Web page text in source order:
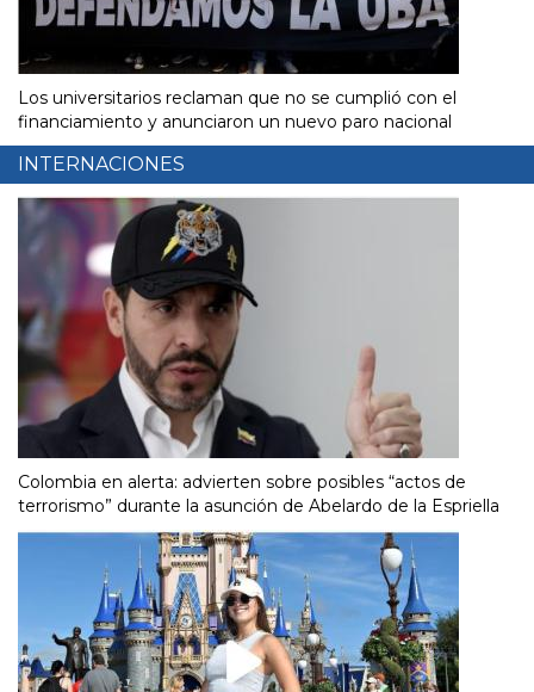
Los universitarios reclaman que no se cumplió con el
financiamiento y anunciaron un nuevo paro nacional
INTERNACIONES
Colombia en alerta: advierten sobre posibles “actos de
terrorismo” durante la asunción de Abelardo de la Espriella